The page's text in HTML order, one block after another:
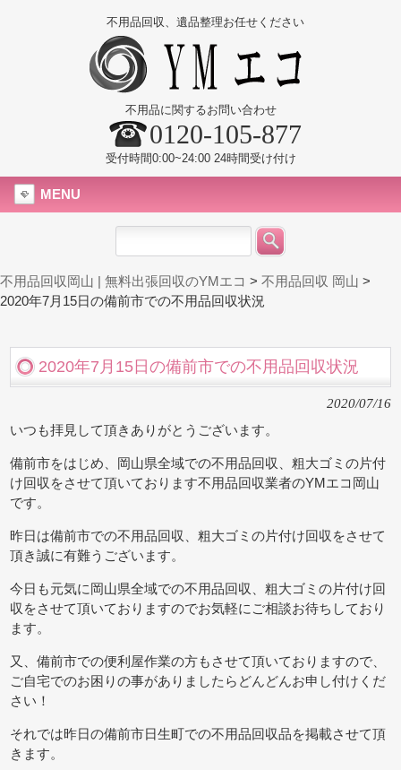
不用品回収、遺品整理お任せください
不用品に関するお問い合わせ
0120-105-877
受付時間0:00~24:00 24時間受け付け
MENU
不用品回収岡山 | 無料出張回収のYMエコ > 不用品回収 岡山 >
2020年7月15日の備前市での不用品回収状況
2020年7月15日の備前市での不用品回収状況
2020/07/16
いつも拝見して頂きありがとうございます。
備前市をはじめ、岡山県全域での不用品回収、粗大ゴミの片付
け回収をさせて頂いております不用品回収業者のYMエコ岡山
です。
昨日は備前市での不用品回収、粗大ゴミの片付け回収をさせて
頂き誠に有難うございます。
今日も元気に岡山県全域での不用品回収、粗大ゴミの片付け回
収をさせて頂いておりますのでお気軽にご相談お待ちしており
ます。
又、備前市での便利屋作業の方もさせて頂いておりますので、
ご自宅でのお困りの事がありましたらどんどんお申し付けくだ
さい！
それでは昨日の備前市日生町での不用品回収品を掲載させて頂
きます。